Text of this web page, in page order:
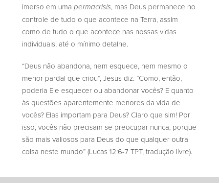
imerso em uma permacrisis, mas Deus permanece no
controle de tudo o que acontece na Terra, assim
como de tudo o que acontece nas nossas vidas
individuais, até o mínimo detalhe.
“Deus não abandona, nem esquece, nem mesmo o
menor pardal que criou”, Jesus diz. “Como, então,
poderia Ele esquecer ou abandonar vocês? E quanto
às questões aparentemente menores da vida de
vocês? Elas importam para Deus? Claro que sim! Por
isso, vocês não precisam se preocupar nunca, porque
são mais valiosos para Deus do que qualquer outra
coisa neste mundo” (Lucas 12:6-7 TPT, tradução livre).